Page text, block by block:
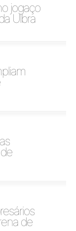
jogaço
Ulbra
de